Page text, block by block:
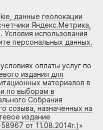
данные геолокации
Яндекс.Метрика,
использования
персональных данных.
оплаты услуг по
издания для
материалов в
по выборам в
Собрания
созыва, назначенных на
издание
от 11.08.2014г.)»